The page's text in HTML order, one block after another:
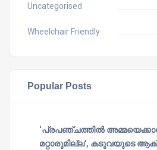
Uncategorised
Wheelchair Friendly
Popular Posts
‘പ്രപഞ്ചത്തില്‍
മറ്റാരുമില്ല’, കടുവയുടെ